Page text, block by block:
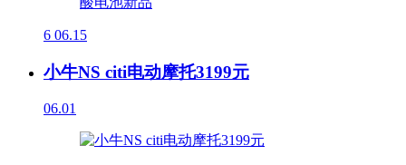
6 06.15
小牛NS citi电动摩托3199元
06.01